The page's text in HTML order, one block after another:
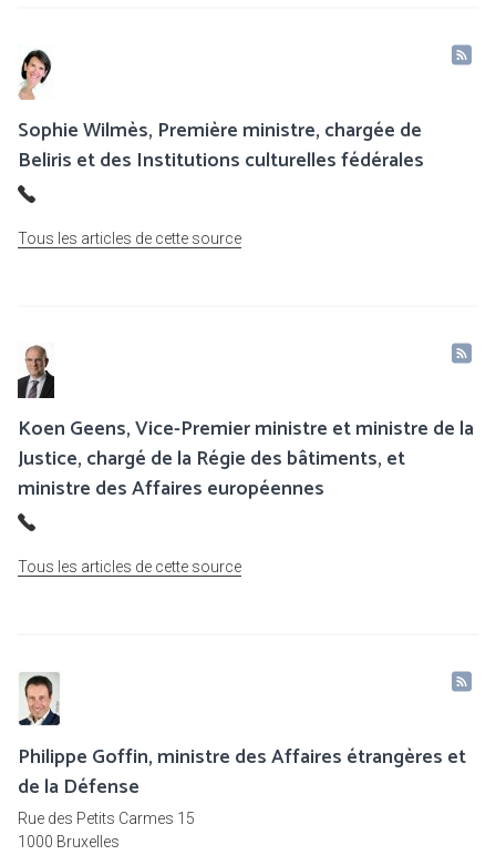
Sophie Wilmès, Première ministre, chargée de
Beliris et des Institutions culturelles fédérales
Tous les articles de cette source
Koen Geens, Vice-Premier ministre et ministre de la
Justice, chargé de la Régie des bâtiments, et
ministre des Affaires européennes
Tous les articles de cette source
Philippe Goffin, ministre des Affaires étrangères et
de la Défense
Rue des Petits Carmes 15
1000 Bruxelles